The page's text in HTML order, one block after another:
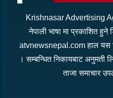
Krishnasar Advertising
नेपाली भाषा मा प्रकाशित
atvnewsnepal.com हाल यस
। सम्बन्धित निकायबाट अनुमती
ताजा समाचार